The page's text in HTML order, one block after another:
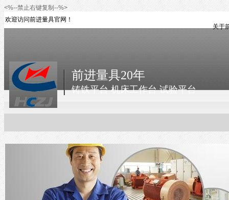
<%--禁止右键复制--%>
欢迎访问前进量具官网！
关于
前进量具20年
铸铁平台 机床工作台 试验平台